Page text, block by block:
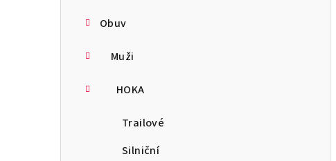
Obuv
Muži
HOKA
Trailové
Silniční